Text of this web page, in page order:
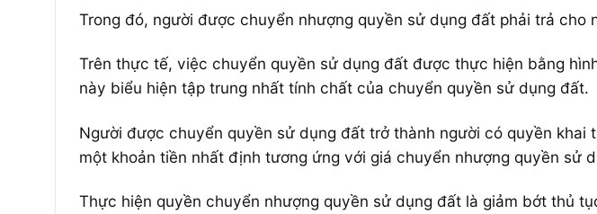
Trong đó, người được chuyển nhượng quyền sử dụng đất phải trả
Trên thực tế, việc chuyển quyền sử dụng đất được thực hiện bằng
này biểu hiện tập trung nhất tính chất của chuyển quyền sử dụng đất.
Người được chuyển quyền sử dụng đất trở thành người có quyền
một khoản tiền nhất định tương ứng với giá chuyển nhượng quyền sử
Thực hiện quyền chuyển nhượng quyền sử dụng đất là giảm bớt thủ